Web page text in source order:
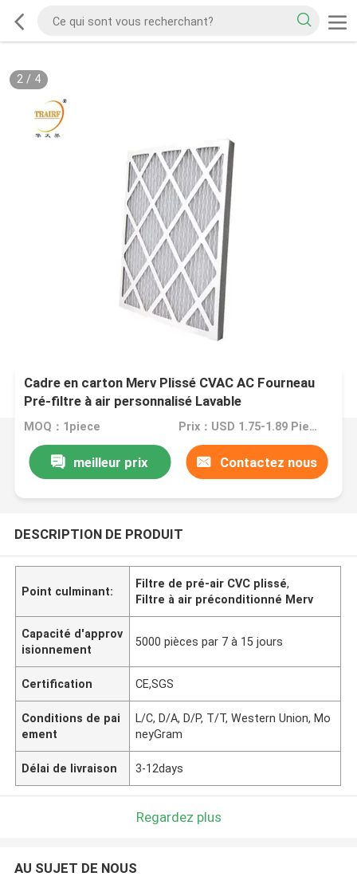
2/ 4
Cadre en carton Merv Plissé CVAC AC Fourneau
Pré-filtre à air personnalisé Lavable
MOQ：1piece Prix：USD 1.75-1.89 Piece
meilleur prix Contactez nous
DESCRIPTION DE PRODUIT
Point culminant:
Filtre de pré-air CVC plissé,
Filtre à air préconditionné Merv
Capacité d'approv
isionnement
5000 pièces par 7 à 15 jours
Certification CE,SGS
Conditions de pai
ement
L/C, D/A, D/P, T/T, Western Union, Mo
neyGram
Délai de livraison 3-12days
Regardez plus
AU SUJET DE NOUS